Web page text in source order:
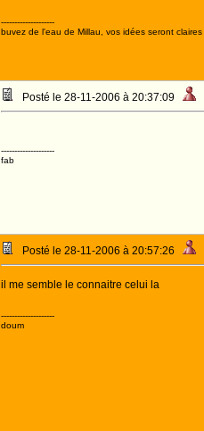
--------------------
buvez de l'eau de Millau, vos idées seront claires
Posté le 28-11-2006 à 20:37:09
--------------------
fab
Posté le 28-11-2006 à 20:57:26
il me semble le connaitre celui la
--------------------
doum